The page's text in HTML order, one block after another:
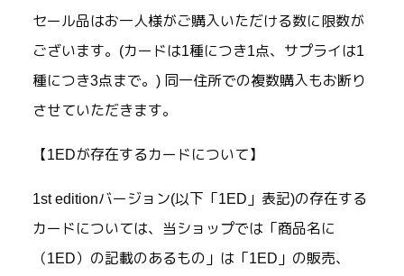
セール品はお一人様がご購入いただける数に限数が
ございます。(カードは1種につき1点、サプライは1
種につき3点まで。) 同一住所での複数購入もお断り
させていただきます。
【1EDが存在するカードについて】
1st editionバージョン(以下「1ED」表記)の存在する
カードについては、当ショップでは「商品名に
（1ED）の記載のあるもの」は「1ED」の販売、